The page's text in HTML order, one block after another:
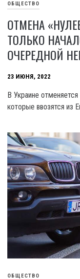
ОБЩЕСТВО
ОТМЕНА
ТОЛЬКО
ОЧЕРЕДНОЙ
23 ИЮНЯ, 2022
В Украине
которые ввозятся из
ОБЩЕСТВО